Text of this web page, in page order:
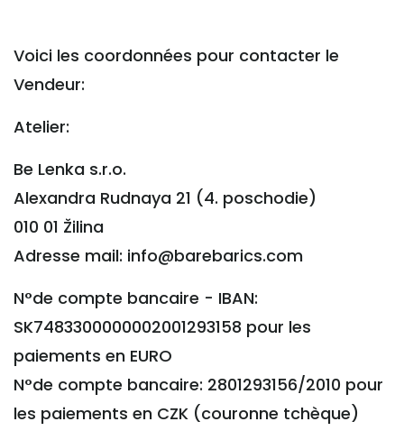
Voici les coordonnées pour contacter le
Vendeur:
Atelier:
Be Lenka s.r.o.
Alexandra Rudnaya 21 (4. poschodie)
010 01 Žilina
Adresse mail: info@barebarics.com
N°de compte bancaire - IBAN:
SK7483300000002001293158 pour les
paiements en EURO
N°de compte bancaire: 2801293156/2010 pour
les paiements en CZK (couronne tchèque)